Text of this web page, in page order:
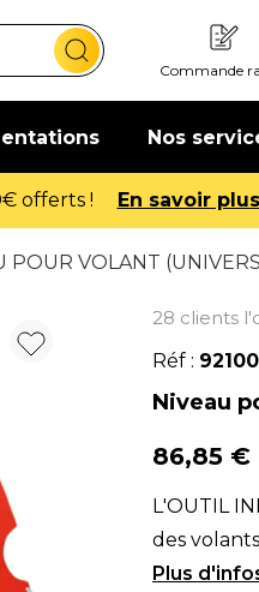
Commande
Nos
offerts ! En savoir plus
POUR VOLANT
28 clients
Réf :
Niveau
86,85 €
L'OUTIL
des
volant sur